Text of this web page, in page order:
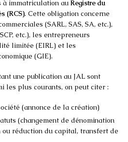
à immatriculation au Registre du
(RCS). Cette obligation concerne
(SARL, SAS, SA, etc.),
etc.), les entrepreneurs
limitée (EIRL) et les
(GIE).
une publication au JAL sont
les plus courants, on peut citer :
(annonce de la création)
(changement de dénomination
ou réduction du capital, transfert de